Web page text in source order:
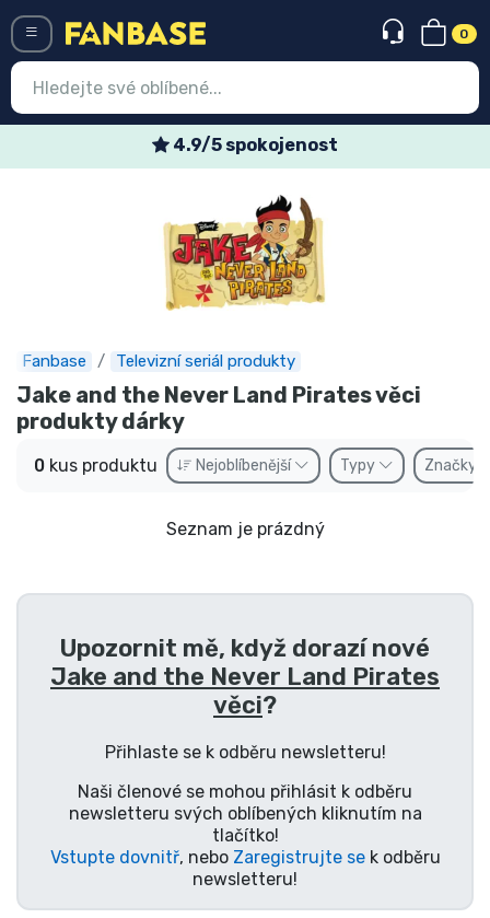
0
4.9/5 spokojenost
Fanbase Televizní seriál produkty
Jake and the Never Land Pirates věci
produkty dárky
0 kus produktu Nejoblíbenější Typy Značky
Seznam je prázdný
Upozornit mě, když dorazí nové
Jake and the Never Land Pirates
věci?
Přihlaste se k odběru newsletteru!
Naši členové se mohou přihlásit k odběru
newsletteru svých oblíbených kliknutím na
tlačítko!
Vstupte dovnitř, nebo Zaregistrujte sek odběru
newsletteru!
Nejnovější věci
Speciální nabídky
Expresní doručení
Předobjednat
Outlet produkty
Úžasné věci
Anime věci
Hráčské věci
Sportovní věci